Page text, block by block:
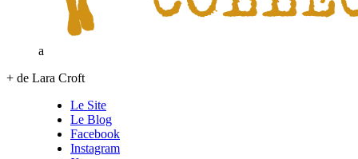
a
+ de Lara Croft
Le Site
Le Blog
Facebook
Instagram